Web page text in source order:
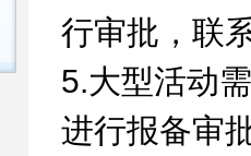
行审批，联
5.大型活动
进行报备审